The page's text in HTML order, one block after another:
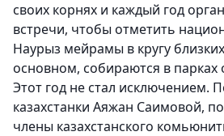
своих корнях и каждый год
встречи, чтобы отметить
Наурыз мейрамы в кругу
основном, собираются в парках
Этот год не стал исключением.
казахстанки Аяжан Саимовой,
члены казахстанского